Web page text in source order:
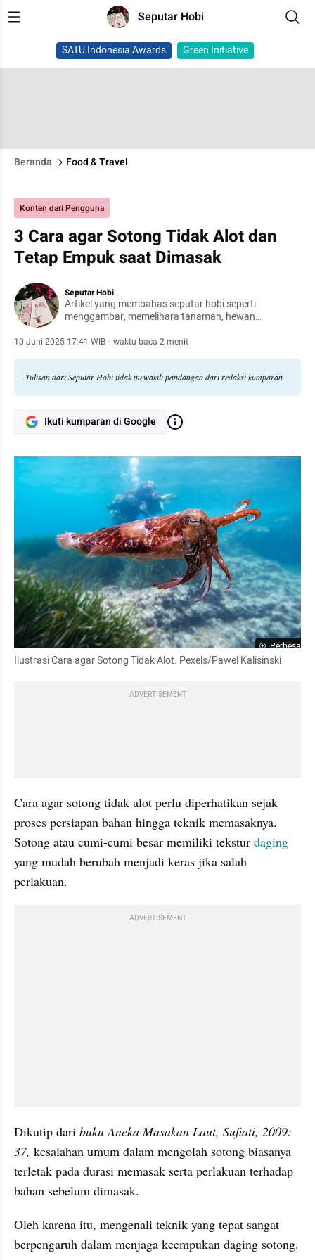
Seputar Hobi
SATU Indonesia Awards Green Initiative
Beranda Food & Travel
Konten dari Pengguna
3 Cara agar Sotong Tidak Alot dan
Tetap Empuk saat Dimasak
Seputar Hobi
Artikel yang membahas seputar hobi seperti
menggambar, memelihara tanaman, hewan
10 Juni 2025 17:41 WIB · waktu baca 2 menit
Tulisan dari Seputar Hobi tidak mewakili pandangan dari redaksi kumparan
Ikuti kumparan di Google
Perbesar
Ilustrasi Cara agar Sotong Tidak Alot. Pexels/Pawel Kalisinski
ADVERTISEMENT
Cara agar sotong tidak alot perlu diperhatikan sejak
proses persiapan bahan hingga teknik memasaknya.
Sotong atau cumi-cumi besar memiliki tekstur
yang mudah berubah menjadi keras jika salah
perlakuan.
ADVERTISEMENT
Dikutip dari buku Aneka Masakan Laut, Sufiati, 2009:
37, kesalahan umum dalam mengolah sotong biasanya
terletak pada durasi memasak serta perlakuan terhadap
bahan sebelum dimasak.
Oleh karena itu, mengenali teknik yang tepat sangat
berpengaruh dalam menjaga keempukan daging sotong.